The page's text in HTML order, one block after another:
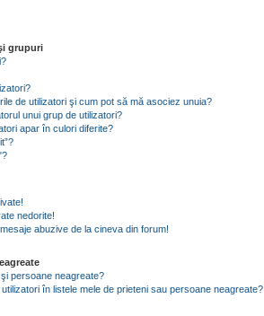
grupuri
de utilizatori şi cum pot să mă asociez unuia?
unui grup de utilizatori?
apar în culori diferite?
nedorite!
abuzive de la cineva din forum!
persoane neagreate?
în listele mele de prieteni sau persoane neagreate?